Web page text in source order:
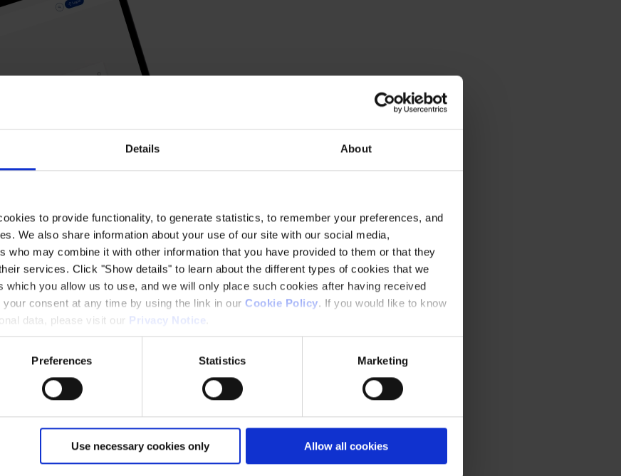
Details About
to provide functionality, to generate statistics, to remember your preferences, and
We also share information about your use of our site with our social media,
who may combine it with other information that you have provided to them or that they
services. Click "Show details" to learn about the different types of cookies that we
which you allow us to use, and we will only place such cookies after having received
consent at any time by using the link in our Cookie Policy. If you would like to know
data, please visit our Privacy Notice
Preferences Statistics Marketing
Use necessary cookies only Allow all cookies